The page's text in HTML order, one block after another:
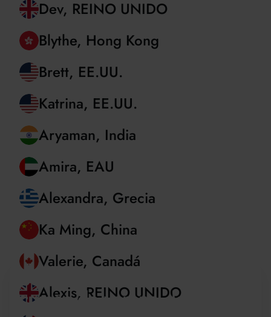
Christian, Rumania
Dev, REINO UNIDO
Blythe, Hong Kong
Brett, EE.UU.
Katrina, EE.UU.
Aryaman, India
Amira, EAU
Alexandra, Grecia
Ka Ming, China
Valerie, Canadá
Sé parte de la familia de
cursos de verano de Oxford